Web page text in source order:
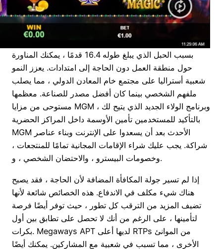
بسبب الحبل الذي يبلغ طوله 16.4 قدمًا ، يمكنك المناورة
حول منطقة العمل دون الحاجة إلى امتدادات. يعزز النمو
شعبية أستراليا على مجتمع خام المعادن الدولي ، مما يصلب
ملفهم الشخصي بينما كان أفضل مصدر للصناعة. معظمها
مستوحى من مزايا MGM ، وبرنامج الولاء الجديد الذي يتيح لك
بالتأكيد للمستخدمين تأمين الأوسمة داخل المراكز الحضرية
MGM الأحدث بعد أن يسعدوا على الإنترنت وبناء عناصر
شراكة. يجب عليك شراء الإقامات المجانية تمامًا للمنتجعات ،
وخصومات البيسترو ، والاحتضان الشخصي ، و.
إذا لم تسير جولة المكافأة المضافة لأن الحاجة ، فقد يصبح
هناك شيء مكلف في الاندفاع. هذه الخصائص شائعة لأنها
تضيف المزيد من الترقب كل تطور ، حيث توفر أيضًا فرصة
لتأمينها ، على الرغم من أنك لا تحصل على تطابق بين أول
بكرات. Megaways APT لديها أعلى RTPs من الموانئ
الأخرى ، مما تسبب في شعبية مع المشاركين. يمكنك أيضًا